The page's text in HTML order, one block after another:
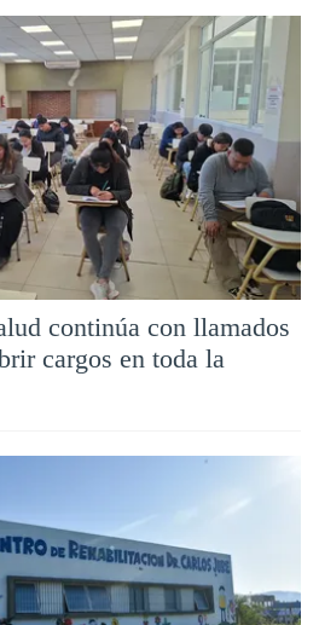
continúa con llamados
cargos en toda la